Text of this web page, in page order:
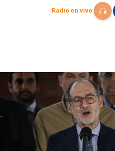
Radio en vivo